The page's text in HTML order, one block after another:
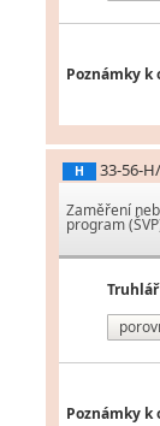
Poznámky k
H 33-56-
Zaměření
program
Truhlář
Poznámky k